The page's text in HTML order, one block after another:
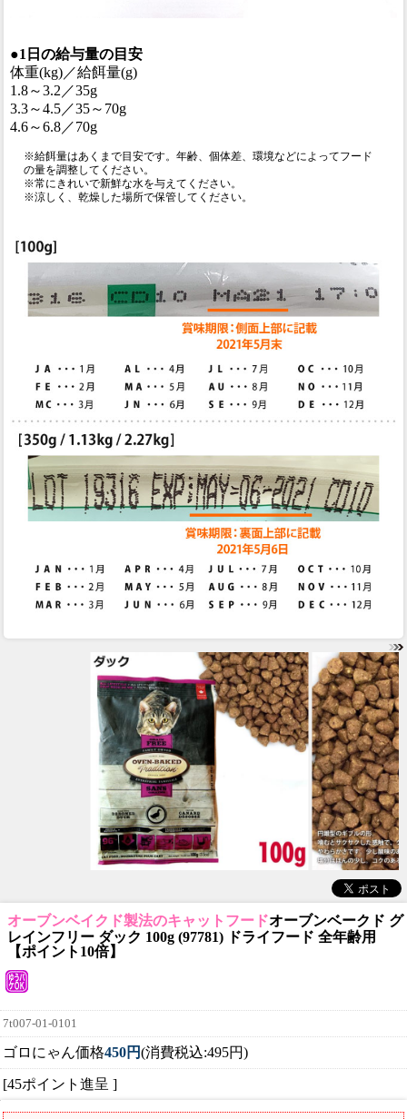
●1日の給与量の目安
体重(kg)／給餌量(g)
1.8～3.2／35g
3.3～4.5／35～70g
4.6～6.8／70g
※給餌量はあくまで目安です。年齢、個体差、環境などによってフード
の量を調整してください。
※常にきれいで新鮮な水を与えてください。
※涼しく、乾燥した場所で保管してください。
オーブンベイクド製法のキャットフードオーブンベークド グ
レインフリー ダック 100g (97781) ドライフード 全年齢用
【ポイント10倍】
7t007-01-0101
ゴロにゃん価格450円(消費税込:495円)
[45ポイント進呈 ]